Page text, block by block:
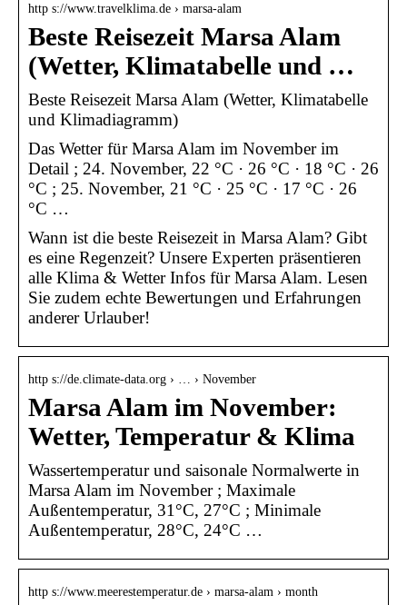
http s://www.travelklima.de › marsa-alam
Beste Reisezeit Marsa Alam
(Wetter, Klimatabelle und …
Beste Reisezeit Marsa Alam (Wetter, Klimatabelle
und Klimadiagramm)
Das Wetter für Marsa Alam im November im
Detail ; 24. November, 22 °C · 26 °C · 18 °C · 26
°C ; 25. November, 21 °C · 25 °C · 17 °C · 26
°C …
Wann ist die beste Reisezeit in Marsa Alam? Gibt
es eine Regenzeit? Unsere Experten präsentieren
alle Klima & Wetter Infos für Marsa Alam. Lesen
Sie zudem echte Bewertungen und Erfahrungen
anderer Urlauber!
http s://de.climate-data.org › … › November
Marsa Alam im November:
Wetter, Temperatur & Klima
Wassertemperatur und saisonale Normalwerte in
Marsa Alam im November ; Maximale
Außentemperatur, 31°C, 27°C ; Minimale
Außentemperatur, 28°C, 24°C …
http s://www.meerestemperatur.de › marsa-alam › month